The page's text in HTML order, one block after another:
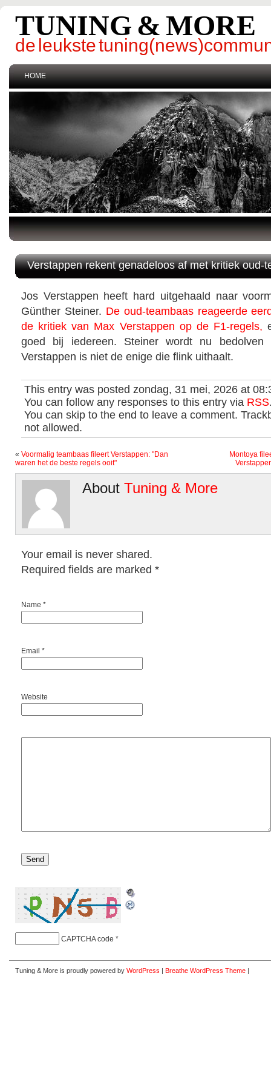
TUNING & MORE
de leukste
HOME
Verstappen rekent genadeloos af met kritiek oud-
Jos Verstappen heeft hard uitgehaald naar
Günther Steiner. De oud-teambaas reageerde
de kritiek van Max Verstappen op de F1-regels,
goed bij iedereen. Steiner wordt nu
Verstappen is niet de enige die flink uithaalt.
This entry was posted zondag, 31 mei, 2026 at
You can follow any responses to this entry via RSS
You can skip to the end to leave a comment.
not allowed.
« Voormalig teambaas fileert Verstappen: "Dan
waren het de beste regels ooit"
Montoya
About Tuning & More
Your email is never shared.
Required fields are marked *
Name *
Email *
Website
CAPTCHA code *
Tuning & More is proudly powered by WordPress | Breathe WordPress Theme |